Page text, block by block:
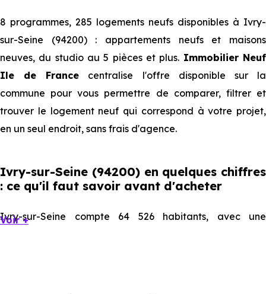
8 programmes, 285 logements neufs disponibles à Ivry-
sur-Seine (94200) : appartements neufs et maisons
neuves, du studio au 5 pièces et plus. Immobilier Neuf
Ile de France centralise l'offre disponible sur la
commune pour vous permettre de comparer, filtrer et
trouver le logement neuf qui correspond à votre projet,
en un seul endroit, sans frais d'agence.
Ivry-sur-Seine (94200) en quelques chiffres
: ce qu'il faut savoir avant d'acheter
Ivry-sur-Seine compte 64 526 habitants, avec une
Voir +